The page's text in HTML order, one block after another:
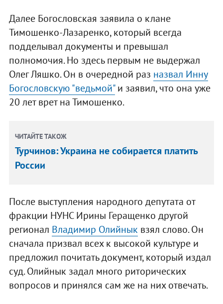
Далее Богословская заявила о клане
Тимошенко-Лазаренко, который всегда
подделывал документы и превышал
полномочия. Но здесь первым не выдержал
Олег Ляшко. Он в очередной раз назвал Инну
Богословскую "ведьмой"и заявил, что она уже
20 лет врет на Тимошенко.
ЧИТАЙТЕ ТАКОЖ
Турчинов: Украина не собирается платить
России
После выступления народного депутата от
фракции НУНС Ирины Геращенко другой
регионал Владимир Олийнык взял слово. Он
сначала призвал всех к высокой культуре и
предложил почитать документ, который издал
суд. Олийнык задал много риторических
вопросов и принялся сам же на них отвечать.